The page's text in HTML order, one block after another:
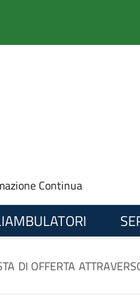
Continua
DI OFFERTA